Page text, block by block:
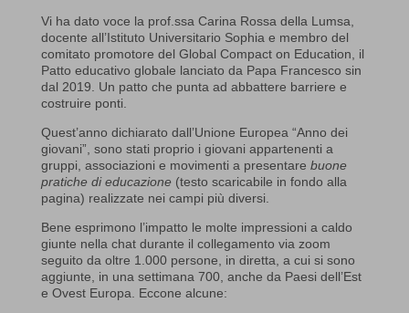
Vi ha dato voce la prof.ssa Carina Rossa della Lumsa,
docente all’Istituto Universitario Sophia e membro del
comitato promotore del Global Compact on Education, il
Patto educativo globale lanciato da Papa Francesco sin
dal 2019. Un patto che punta ad abbattere barriere e
costruire ponti.
Quest’anno dichiarato dall’Unione Europea “Anno dei
giovani”, sono stati proprio i giovani appartenenti a
gruppi, associazioni e movimenti a presentare buone
pratiche di educazione(testo scaricabile in fondo alla
pagina) realizzate nei campi più diversi.
Bene esprimono l’impatto le molte impressioni a caldo
giunte nella chat durante il collegamento via zoom
seguito da oltre 1.000 persone, in diretta, a cui si sono
aggiunte, in una settimana 700, anche da Paesi dell’Est
e Ovest Europa. Eccone alcune: